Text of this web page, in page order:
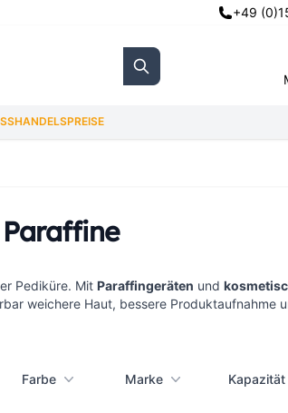
+49
Search
Pediküre. Mit Paraffingeräten und
weichere Haut, bessere Produktaufnahme
Farbe Marke Kapazität